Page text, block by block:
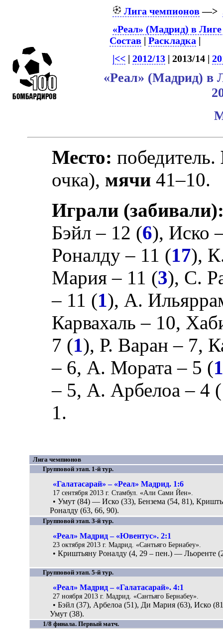
Лига чемпионов—>
«Реал» (Мадрид) в
Состав| Раскладка |
|<< |2012/13 | 2013/14 |
«Реал» (Мадрид) в
Место:победитель.
очка), мячи41–10.
Играли
Бэйл – 12 (6), Иско
Роналду – 11 (17),
Мария – 11 (3), С.
– 11 (1), А.
Карвахаль – 10,
7 (1), Р. Варан – 7,
– 6, А. Мората – 5 (
– 5, А. Арбелоа – 4 (
1.
Лига чемпионов
Групповой этап. 1-й тур.
«Галатасарай» – «Реал» Мадрид. 1:6
17 сентября 2013 г. Стамбул. «Али Сами Йен».
• Умут (84) — Иско (33), Бензема (54, 81),
Роналду (63, 66, 90).
Групповой этап. 3-й тур.
«Реал» Мадрид – «Ювентус». 2:1
23 октября 2013 г. Мадрид. «Сантьяго Бернабеу».
• Криштьяну Роналду (4, 29 – пен.) — Льоренте
Групповой этап. 5-й тур.
«Реал» Мадрид – «Галатасарай». 4:1
27 ноября 2013 г. Мадрид. «Сантьяго Бернабеу».
• Бэйл (37), Арбелоа (51), Ди Мария (63), Иско
Умут (38).
1/8 финала. Первый матч.